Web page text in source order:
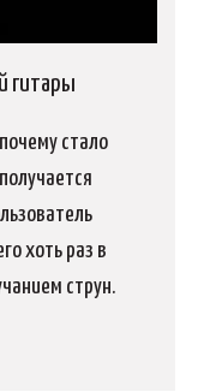
гитары
стало
хоть раз в
струн.